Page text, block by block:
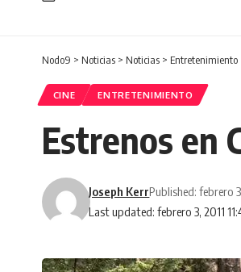
Nodo9 > Noticias > Noticias > Entretenimiento
CINE ENTRETENIMIENTO
Estrenos en
Last updated: febrero 3, 2011
Joseph KerrPublished: febrero